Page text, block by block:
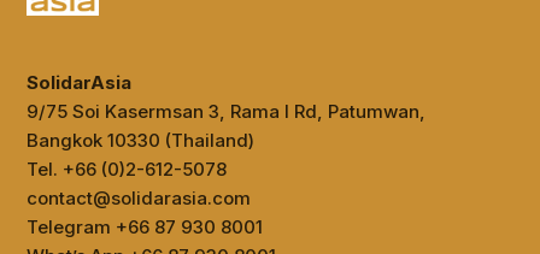
SolidarAsia
9/75 Soi Kasermsan 3, Rama I Rd, Patumwan,
Bangkok 10330 (Thailand)
Tel. +66 (0)2-612-5078
contact@solidarasia.com
Telegram +66 87 930 8001